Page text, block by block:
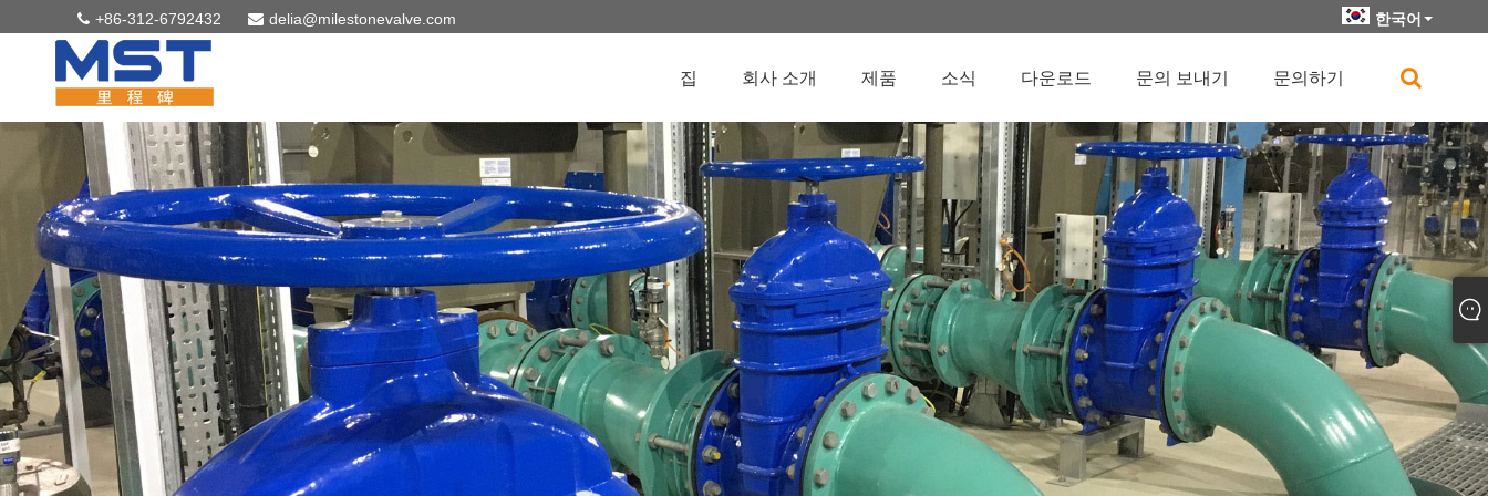
+86-312-6792432 delia@milestonevalve.com 한국어
집 회사 소개 제품 소식 다운로드 문의 보내기 문의하기